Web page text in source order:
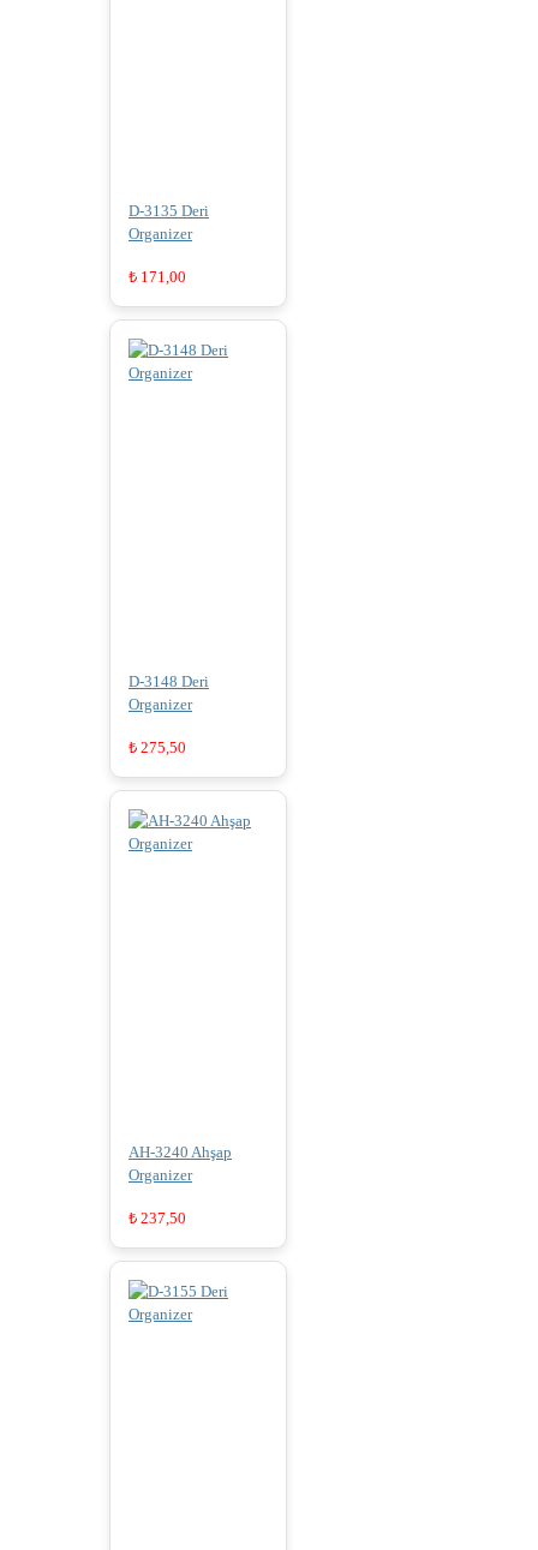
D-3135 Deri
Organizer
₺ 171,00
D-3148 Deri
Organizer
₺ 275,50
AH-3240 Ahşap
Organizer
₺ 237,50